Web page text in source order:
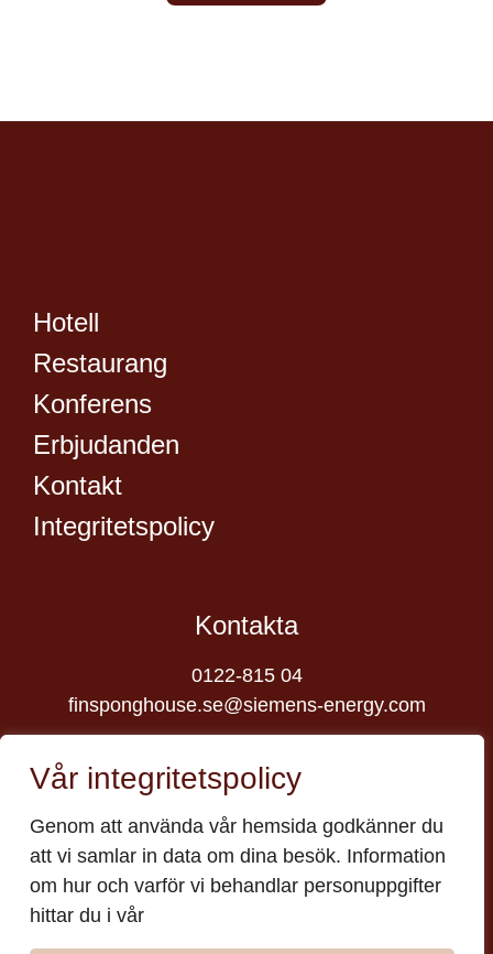
Vår integritetspolicy
Genom att använda vår hemsida godkänner du
att vi samlar in data om dina besök. Information
om hur och varför vi behandlar personuppgifter
hittar du i vår
Hotell
Restaurang
Konferens
Erbjudanden
Kontakt
Integritetspolicy
Kontakta
0122-815 04
finsponghouse.se@siemens-energy.com
Besök oss
Finspångs Slott, 612 31 Finspång